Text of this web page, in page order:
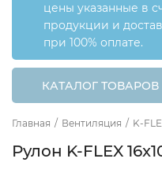
цены указанные в
продукции и
при 100% оплате.
КАТАЛОГ ТОВАРОВ
Главная / Вентиляция / K-
Рулон K-FLEX